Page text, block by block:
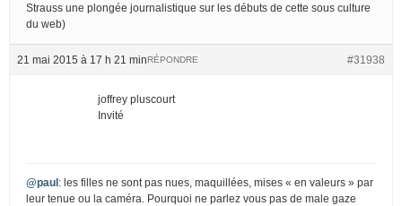
Strauss une plongée journalistique sur les débuts de cette sous culture
du web)
21 mai 2015 à 17 h 21 min #31938
RÉPONDRE
joffrey pluscourt
Invité
@paul: les filles ne sont pas nues, maquillées, mises « en valeurs » par
leur tenue ou la caméra. Pourquoi ne parlez vous pas de male gaze